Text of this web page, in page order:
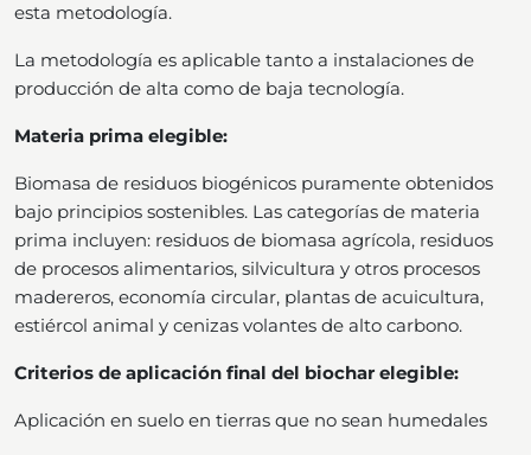
esta metodología.
La metodología es aplicable tanto a instalaciones de
producción de alta como de baja tecnología.
Materia prima elegible:
Biomasa de residuos biogénicos puramente obtenidos
bajo principios sostenibles. Las categorías de materia
prima incluyen: residuos de biomasa agrícola, residuos
de procesos alimentarios, silvicultura y otros procesos
madereros, economía circular, plantas de acuicultura,
estiércol animal y cenizas volantes de alto carbono.
Criterios de aplicación final del biochar elegible:
Aplicación en suelo en tierras que no sean humedales